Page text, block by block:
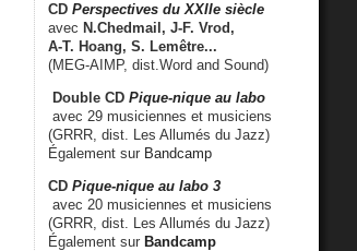
CD Perspectives du XXIIe siècle
avec N.Chedmail, J-F. Vrod,
A-T. Hoang, S. Lemêtre...
(MEG-AIMP, dist.Word and Sound)
Double CD Pique-nique au labo
avec 29 musiciennes et musiciens
(GRRR, dist. Les Allumés du Jazz)
Également sur Bandcamp
CD Pique-nique au labo 3
avec 20 musiciennes et musiciens
(GRRR, dist. Les Allumés du Jazz)
Également sur Bandcamp